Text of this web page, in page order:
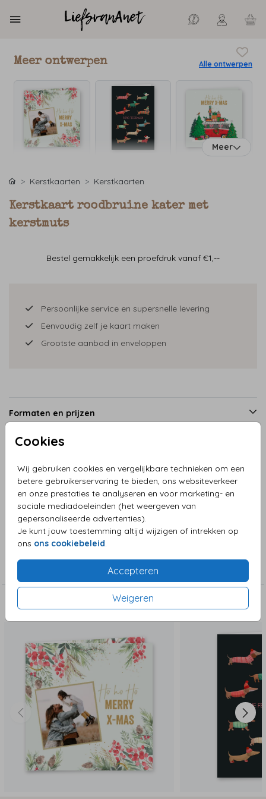
Cookies
Wij gebruiken cookies en vergelijkbare technieken om een
betere gebruikerservaring te bieden, ons websiteverkeer
en onze prestaties te analyseren en voor marketing- en
sociale mediadoeleinden (het weergeven van
gepersonaliseerde advertenties).
Je kunt jouw toestemming altijd wijzigen of intrekken op
ons ons cookiebeleid
Accepteren
Weigeren
Meer ontwerpen Alle ontwerpen
Meer
Kerstkaarten Kerstkaarten
Kerstkaart roodbruine kater met
kerstmuts
Bestel gemakkelijk een proefdruk vanaf €1,--
Persoonlijke service en supersnelle levering
Eenvoudig zelf je kaart maken
Grootste aanbod in enveloppen
Formaten en prijzen
Omschrijving
Kerstkaart roodbruine kater met kerstmuts
Collectie
Deze zijn ook leuk!